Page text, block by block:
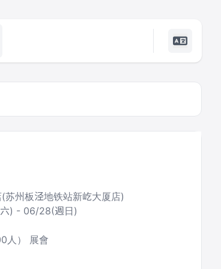
苏州板泾地铁站新屹大厦店)
) - 06/28(週日)
人） 展會